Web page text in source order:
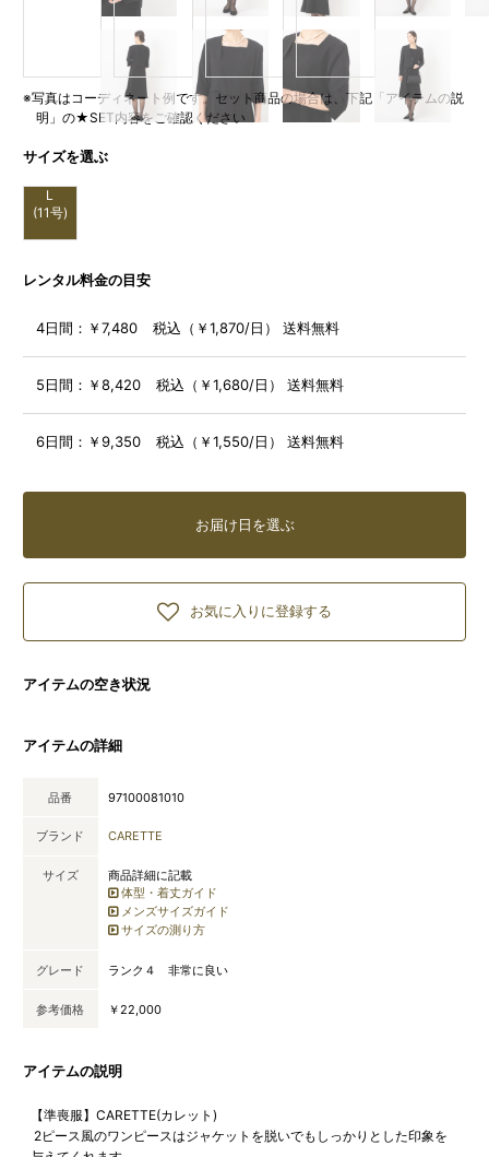
※写真はコーディネート例です。セット商品の場合は、下記「アイテムの説
明」の★SET内容をご確認ください
サイズを選ぶ
L
(11号)
レンタル料金の目安
4日間： ￥7,480 税込（￥1,870/日） 送料無料
5日間： ￥8,420 税込（￥1,680/日） 送料無料
6日間： ￥9,350 税込（￥1,550/日） 送料無料
お届け日を選ぶ
お気に入りに登録する
アイテムの空き状況
アイテムの詳細
品番 97100081010
ブランド CARETTE
サイズ
商品詳細に記載
体型・着丈ガイド
メンズサイズガイド
サイズの測り方
グレード ランク４ 非常に良い
参考価格 ￥22,000
アイテムの説明
【準喪服】CARETTE(カレット)
2ピース風のワンピースはジャケットを脱いでもしっかりとした印象を